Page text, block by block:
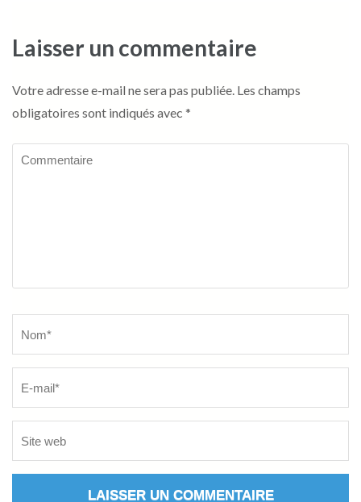
Laisser un commentaire
Votre adresse e-mail ne sera pas publiée. Les champs
obligatoires sont indiqués avec *
Commentaire